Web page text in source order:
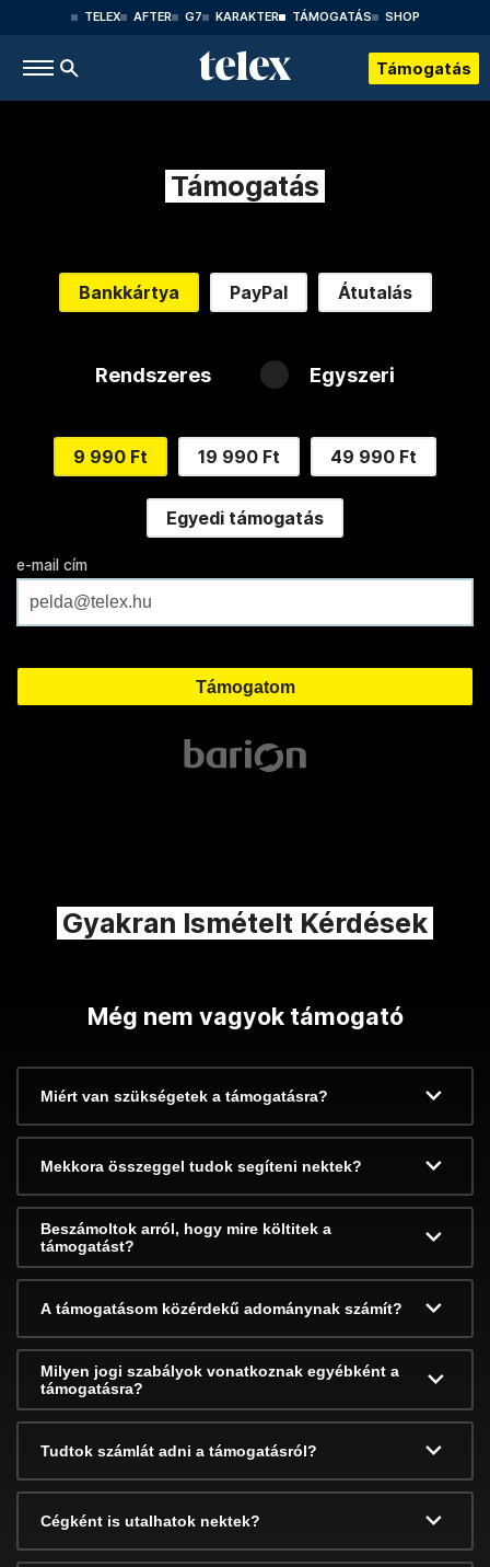
TELEX AFTER G7 KARAKTER TÁMOGATÁS SHOP
Támogatás
Támogatás
Bankkártya PayPal Átutalás
Rendszeres Egyszeri
9 990 Ft 19 990 Ft 49 990 Ft
Egyedi támogatás
e-mail cím
Gyakran Ismételt Kérdések
Még nem vagyok támogató
Miért van szükségetek a támogatásra?
Mekkora összeggel tudok segíteni nektek?
Beszámoltok arról, hogy mire költitek a
támogatást?
A támogatásom közérdekű adománynak számít?
Milyen jogi szabályok vonatkoznak egyébként a
támogatásra?
Tudtok számlát adni a támogatásról?
Cégként is utalhatok nektek?